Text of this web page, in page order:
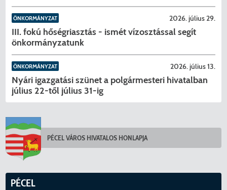
ÖNKORMÁNYZAT 2026. július 29.
III. fokú hőségriasztás - ismét vízosztással segít
önkormányzatunk
ÖNKORMÁNYZAT 2026. július 13.
Nyári igazgatási szünet a polgármesteri hivatalban
július 22-től július 31-ig
PÉCEL VÁROS HIVATALOS HONLAPJA
PÉCEL